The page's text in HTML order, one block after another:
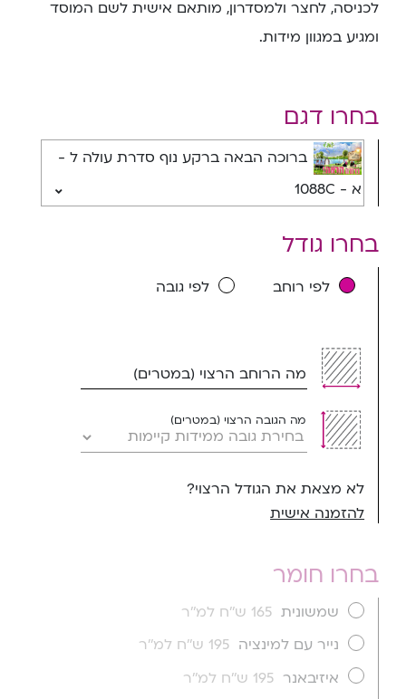
לכניסה, לחצר ולמסדרון, מותאם אישית לשם המוסד
ומגיע במגוון מידות.
בחרו דגם
ברוכה הבאה ברקע נוף סדרת עולה ל -
א - 1088C
בחרו גודל
לפי רוחב לפי גובה
מה הרוחב הרצוי (במטרים)
מה הגובה הרצוי (במטרים)
לא מצאת את הגודל הרצוי?
להזמנה אישית
בחרו חומר
שמשונית 165 ש''ח למ''ר
נייר עם למינציה 195 ש''ח למ''ר
איזיבאנר 195 ש''ח למ''ר